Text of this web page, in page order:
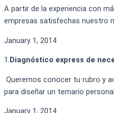
A partir de la experiencia con
empresas satisfechas nuestro
January 1, 2014
1.Diagnóstico express de
Queremos conocer tu rubro y
para diseñar un temario